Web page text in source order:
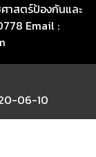
าสตร์ป้องกันและ
Email :
06-10